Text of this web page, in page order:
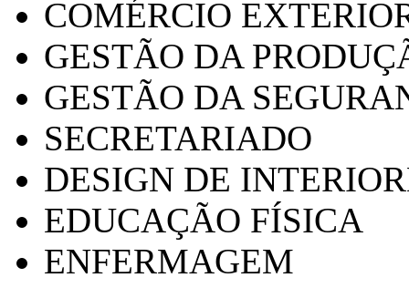
COMÉRCIO
GESTÃO DA
GESTÃO DA
SECRETARIADO
DESIGN DE
EDUCAÇÃO FÍSICA
ENFERMAGEM